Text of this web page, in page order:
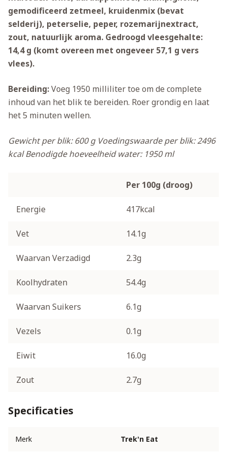
gemodificeerd zetmeel, kruidenmix (bevat
selderij), peterselie, peper, rozemarijnextract,
zout, natuurlijk aroma. Gedroogd vleesgehalte:
14,4 g (komt overeen met ongeveer 57,1 g vers
vlees).
Bereiding:Voeg 1950 milliliter toe om de complete
inhoud van het blik te bereiden. Roer grondig en laat
het 5 minuten wellen.
Gewicht per blik: 600 gVoedingswaarde per blik: 2496
kcalBenodigde hoeveelheid water: 1950 ml
Per 100g (droog)
Energie 417kcal
Vet 14.1g
Waarvan Verzadigd 2.3g
Koolhydraten 54.4g
Waarvan Suikers 6.1g
Vezels 0.1g
Eiwit 16.0g
Zout 2.7g
Specificaties
Merk Trek'n Eat